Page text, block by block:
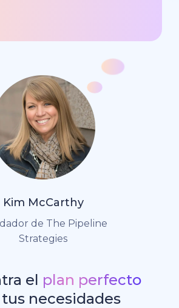
Kim McCarthy
de The Pipeline
Strategies
el plan perfecto
tus necesidades